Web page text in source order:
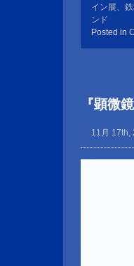
イン展、
ンド
Posted in
『顕微
11月 17th,